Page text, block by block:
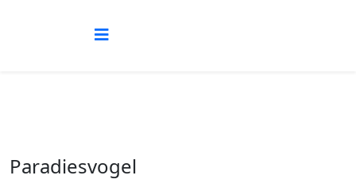
Paradiesvogel